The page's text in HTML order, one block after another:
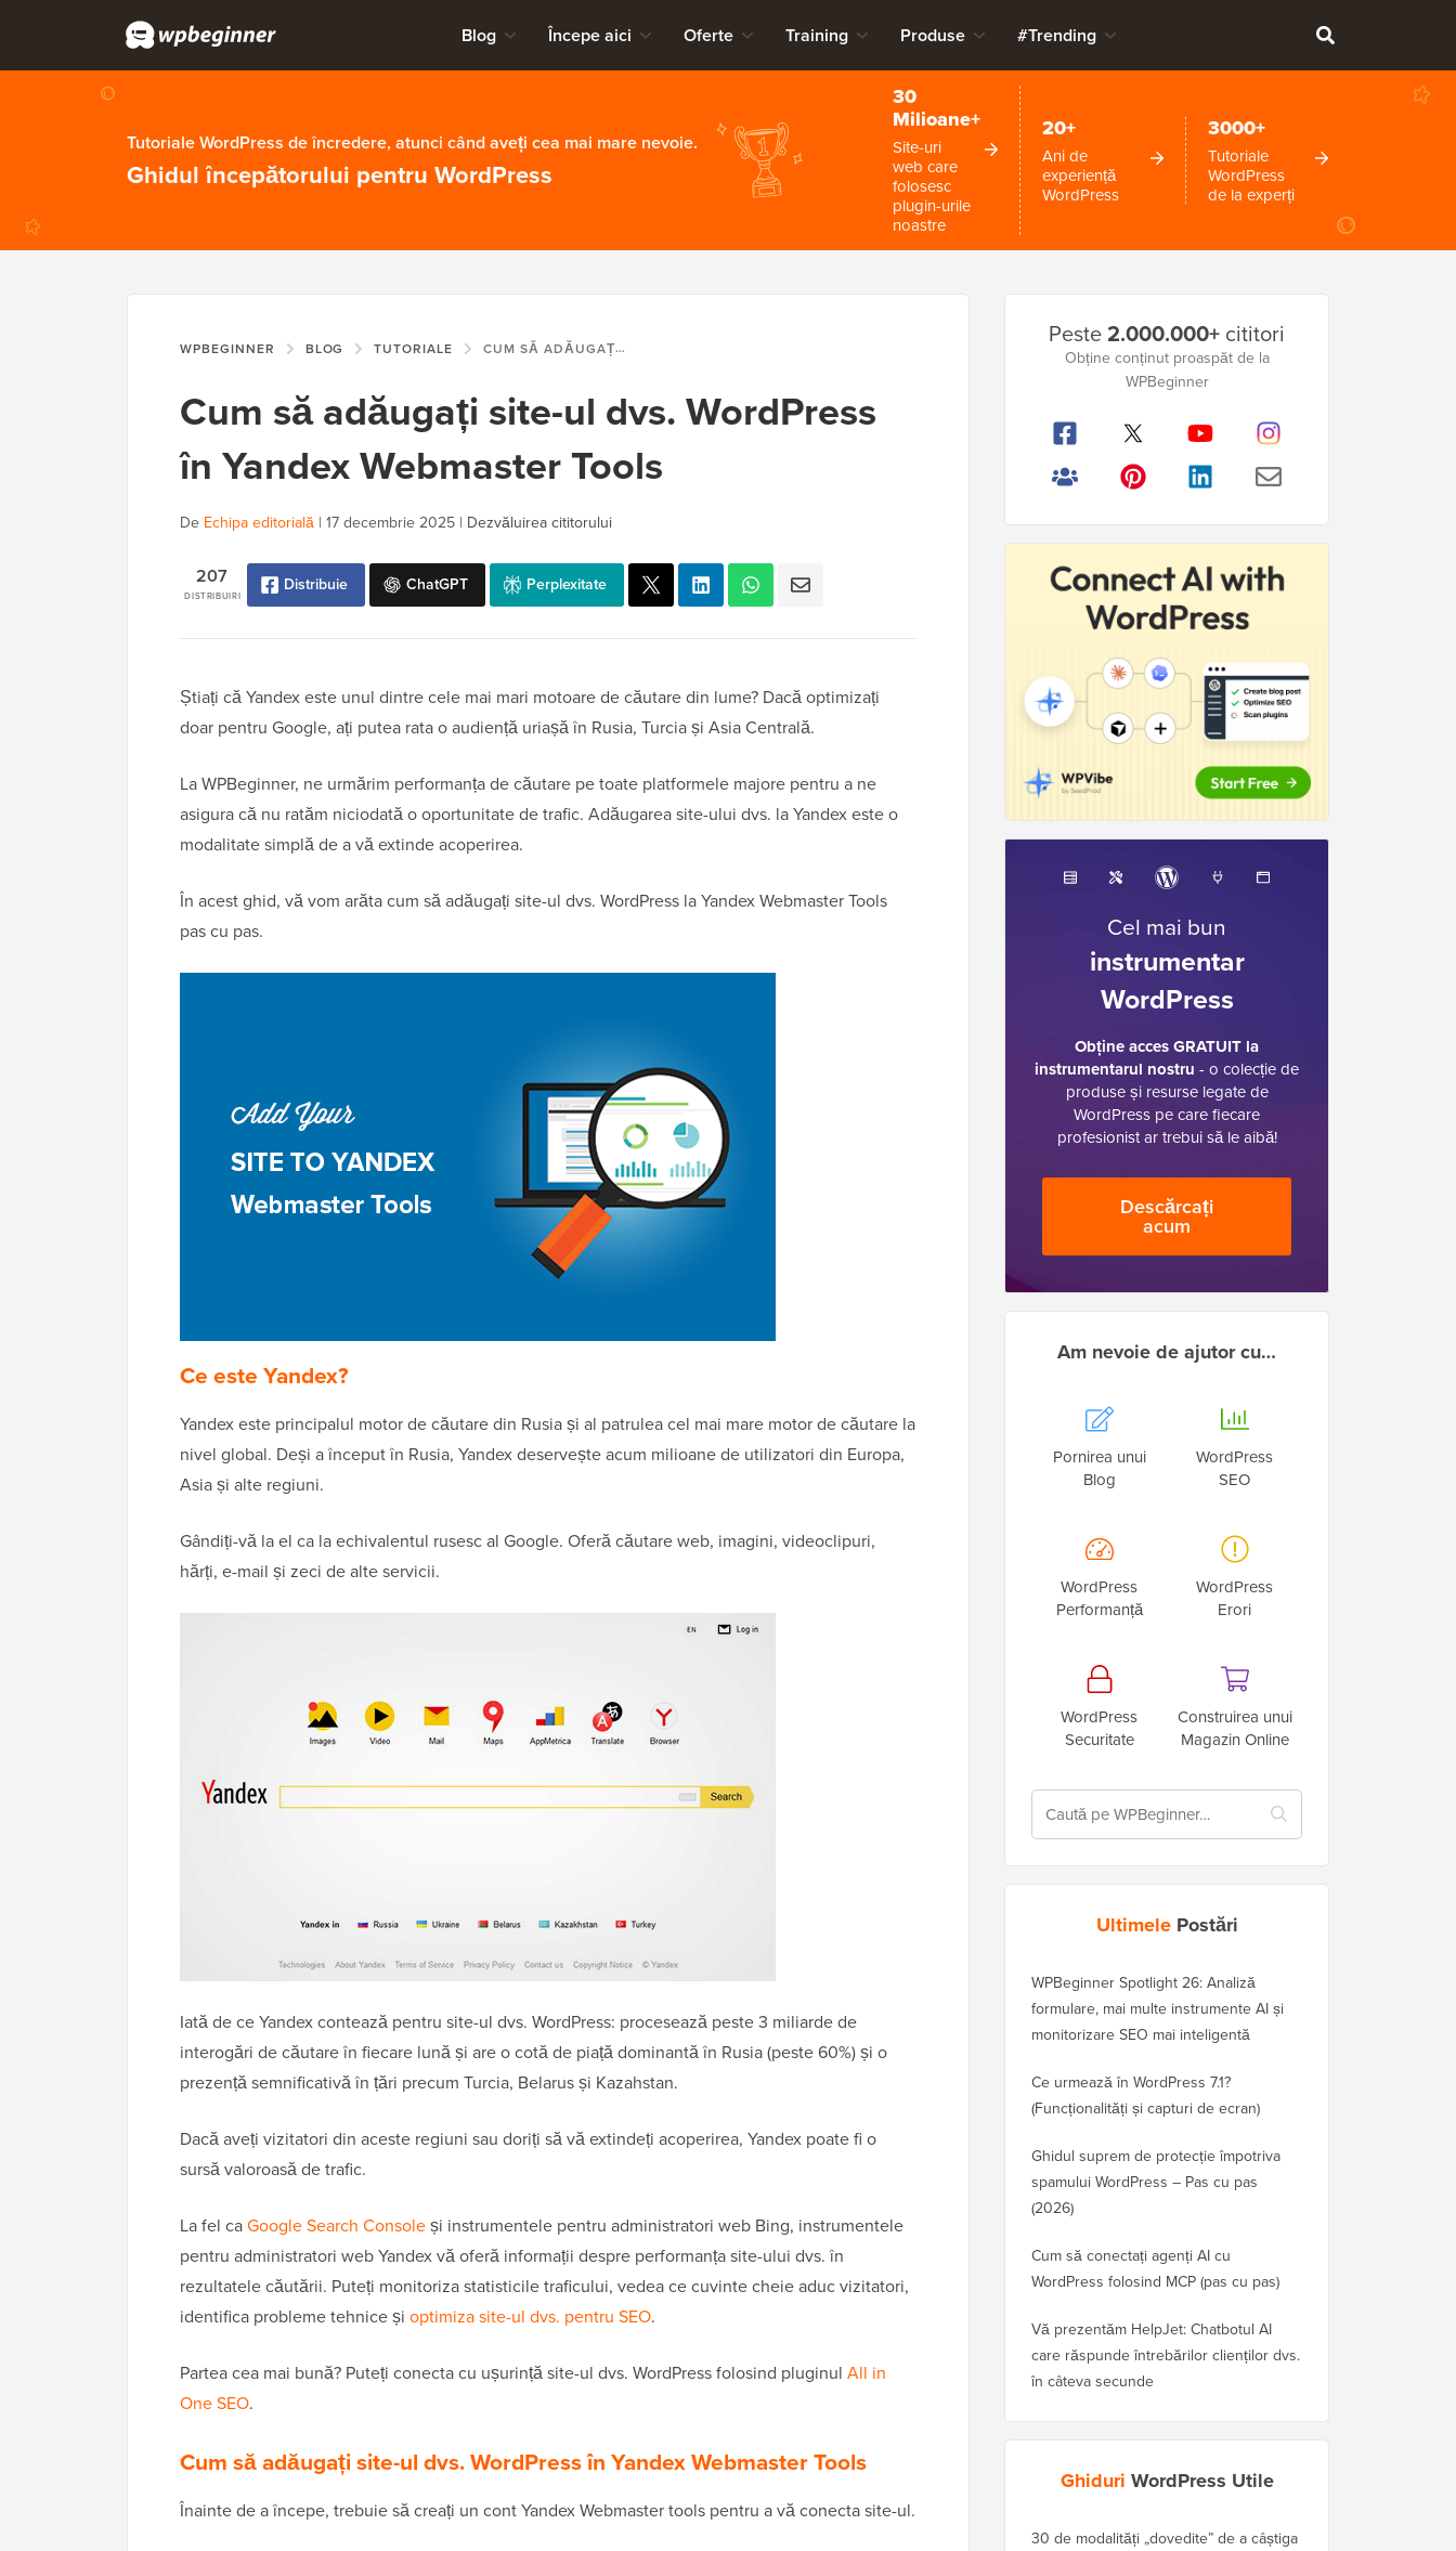
Blog Începe aici Oferte Training Produse #Trending
Tutoriale WordPress de încredere, atunci când aveți cea mai mare nevoie.
Ghidul începătorului pentru WordPress
30
Milioane+
Site-uri
web care
folosesc
plugin-urile
noastre
20+
Ani de
experiență
WordPress
3000+
Tutoriale
WordPress
de la experți
WPBEGINNER BLOG TUTORIALE CUM SĂ ADĂUGAȚI SITE-UL DVS. WORDPRESS ÎN YANDEX WEBMASTER TOOLS
Cum să adăugați site-ul dvs. WordPress
în Yandex Webmaster Tools
De Echipa editorială | 17 decembrie 2025 | Dezvăluirea cititorului
DISTRIBUIRI
207 Distribuie ChatGPT Perplexitate
Știați că Yandex este unul dintre cele mai mari motoare de căutare din lume? Dacă optimizați
doar pentru Google, ați putea rata o audiență uriașă în Rusia, Turcia și Asia Centrală.
La WPBeginner, ne urmărim performanța de căutare pe toate platformele majore pentru a ne
asigura că nu ratăm niciodată o oportunitate de trafic. Adăugarea site-ului dvs. la Yandex este o
modalitate simplă de a vă extinde acoperirea.
În acest ghid, vă vom arăta cum să adăugați site-ul dvs. WordPress la Yandex Webmaster Tools
pas cu pas.
Ce este Yandex?
Yandex este principalul motor de căutare din Rusia și al patrulea cel mai mare motor de căutare la
nivel global. Deși a început în Rusia, Yandex deservește acum milioane de utilizatori din Europa,
Asia și alte regiuni.
Gândiți-vă la el ca la echivalentul rusesc al Google. Oferă căutare web, imagini, videoclipuri,
hărți, e-mail și zeci de alte servicii.
Iată de ce Yandex contează pentru site-ul dvs. WordPress: procesează peste 3 miliarde de
interogări de căutare în fiecare lună și are o cotă de piață dominantă în Rusia (peste 60%) și o
prezență semnificativă în țări precum Turcia, Belarus și Kazahstan.
Dacă aveți vizitatori din aceste regiuni sau doriți să vă extindeți acoperirea, Yandex poate fi o
sursă valoroasă de trafic.
La fel caGoogle Search Consoleși instrumentele pentru administratori web Bing, instrumentele
pentru administratori web Yandex vă oferă informații despre performanța site-ului dvs. în
rezultatele căutării. Puteți monitoriza statisticile traficului, vedea ce cuvinte cheie aduc vizitatori,
identifica probleme tehnice și optimiza site-ul dvs. pentru SEO.
Partea cea mai bună? Puteți conecta cu ușurință site-ul dvs. WordPress folosind pluginul All in
One SEO.
Cum să adăugați site-ul dvs. WordPress în Yandex Webmaster Tools
Înainte de a începe, trebuie să creați un cont Yandex Webmaster tools pentru a vă conecta site-ul.
laterală
Peste2.000.000+ cititori
Obține conținut proaspăt de la
WPBeginner
Cel mai bun
instrumentar
WordPress
Obține acces GRATUIT la
instrumentarul nostru - o colecție de
produse și resurse legate de
WordPress pe care fiecare
profesionist ar trebui să le aibă!
Descărcați
acum
Am nevoie de ajutor cu…
Pornirea unui
Blog
WordPress
SEO
WordPress
Performanță
WordPress
Erori
WordPress
Securitate
Construirea unui
Magazin Online
UltimelePostări
WPBeginner Spotlight 26: Analiză
formulare, mai multe instrumente AI și
monitorizare SEO mai inteligentă
Ce urmează în WordPress 7.1?
(Funcționalități și capturi de ecran)
Ghidul suprem de protecție împotriva
spamului WordPress – Pas cu pas
(2026)
Cum să conectați agenți AI cu
WordPress folosind MCP (pas cu pas)
Vă prezentăm HelpJet: Chatbotul AI
care răspunde întrebărilor clienților dvs.
în câteva secunde
Ghiduri WordPress Utile
30 de modalități „dovedite” de a câștiga